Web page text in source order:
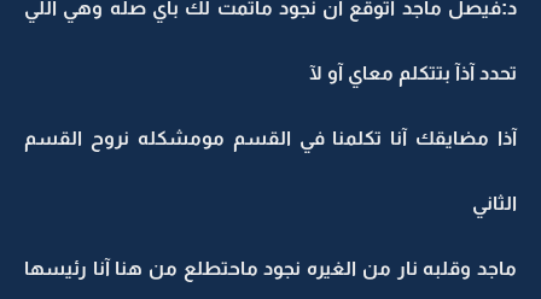
د:فيصل ماجد أتوقع آن نجود ماتمت لك بأي صله وهي اللي
تحدد آذآ بتتكلم معاي آو لآ
آذا مضايقك آنا تكلمنا في القسم مومشكله نروح القسم
الثاني
ماجد وقلبه نار من الغيره نجود ماحتطلع من هنا آنا رئيسها